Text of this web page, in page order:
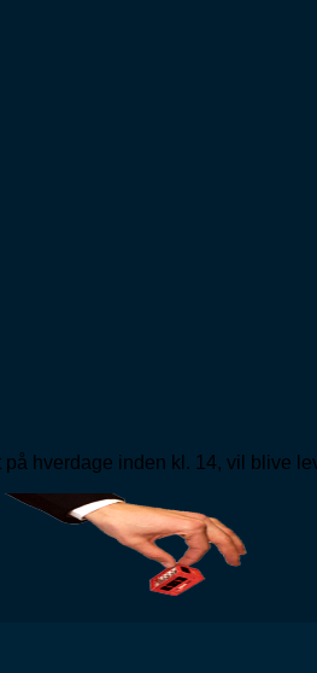
på hverdage inden kl. 14, vil blive